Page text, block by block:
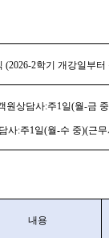
(2026-2학기 개강일부터
원상담사:주1일(월-금 중
사:주1일(월-수 중)(근무
내용